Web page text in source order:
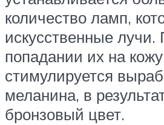
количество ламп,
искусственные лучи.
попадании их на кожу
стимулируется
меланина, в
бронзовый цвет.